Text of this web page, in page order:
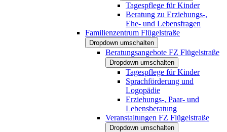
Tagespflege für Kinder
Beratung zu Erziehungs-,
Ehe- und Lebensfragen
Familienzentrum Flügelstraße
Dropdown umschalten
Beratungsangebote FZ Flügelstraße
Dropdown umschalten
Tagespflege für Kinder
Sprachförderung und
Logopädie
Erziehungs-, Paar- und
Lebensberatung
Veranstaltungen FZ Flügelstraße
Dropdown umschalten